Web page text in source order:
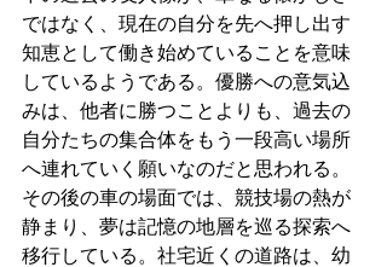
ではなく、現在の自分を先へ押し出す
知恵として働き始めていることを意味
しているようである。優勝への意気込
みは、他者に勝つことよりも、過去の
自分たちの集合体をもう一段高い場所
へ連れていく願いなのだと思われる。
その後の車の場面では、競技場の熱が
静まり、夢は記憶の地層を巡る探索へ
移行している。社宅近くの道路は、幼